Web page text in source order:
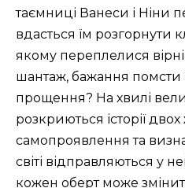
таємниці Ванеси і Ніни
вдасться їм розгорнути
якому переплелися
шантаж, бажання помсти
прощення? На хвилі
розкриються історії
самопроявлення та
світі відправляються у
кожен оберт може